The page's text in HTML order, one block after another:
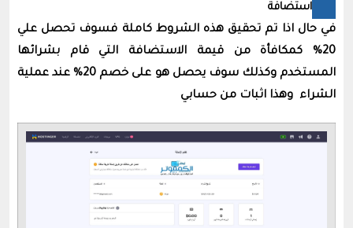
استضافة
في حال اذا تم تحقيق هذه الشروط كاملة فسوف تحصل علي
20% كمكافأة من قيمة الاستضافة التي قام بشرائها
المستخدم وكذلك سوف يحصل هو على خصم 20% عند عملية
الشراء وهذا اثبات من حسابي